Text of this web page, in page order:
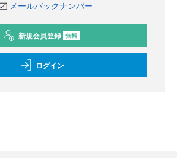
メールバックナンバー
新規会員登録 無料
ログイン